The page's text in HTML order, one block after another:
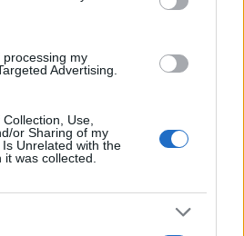
my
Advertising.
Use,
or Sharing of my
Unrelated with the
was collected.
il livello di chi esprime la
un abominevole
Di seguito alcuni spezzoni
dichiarazioni dello stesso